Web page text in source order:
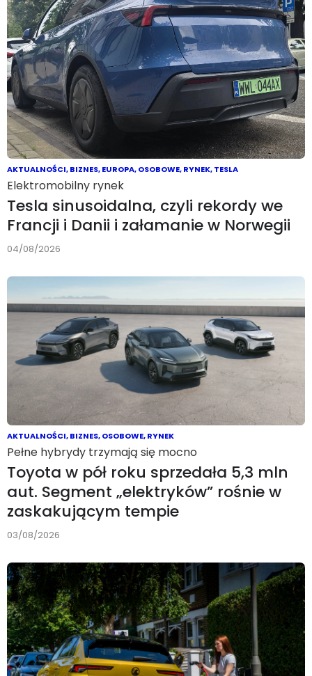
AKTUALNOŚCI,BIZNES,EUROPA,OSOBOWE,RYNEK,TESLA
Elektromobilny rynek
Tesla sinusoidalna, czyli rekordy we
Francji i Danii i załamanie w Norwegii
04/08/2026
AKTUALNOŚCI,BIZNES,OSOBOWE,RYNEK
Pełne hybrydy trzymają się mocno
Toyota w pół roku sprzedała 5,3 mln
aut. Segment „elektryków” rośnie w
zaskakującym tempie
03/08/2026